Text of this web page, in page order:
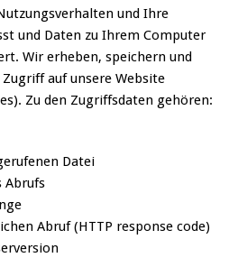
und Ihre
und Daten zu Ihrem Computer
Wir erheben, speichern und
auf unsere Website
Zu den Zugriffsdaten gehören:
Datei
Abrufs
Abruf (HTTP response code)